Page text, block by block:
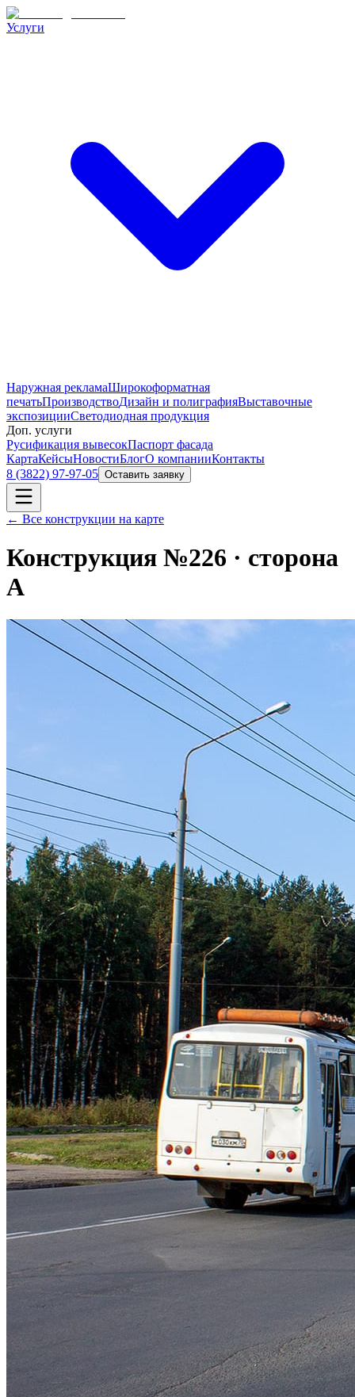
Услуги
Наружная рекламаШирокоформатная
печатьПроизводствоДизайн и полиграфияВыставочные
экспозицииСветодиодная продукция
Доп. услуги
Русификация вывесокПаспорт фасада
КартаКейсыНовостиБлогО компанииКонтакты
8 (3822) 97-97-05 Оставить заявку
← Все конструкции на карте
Конструкция №226 · сторона
A